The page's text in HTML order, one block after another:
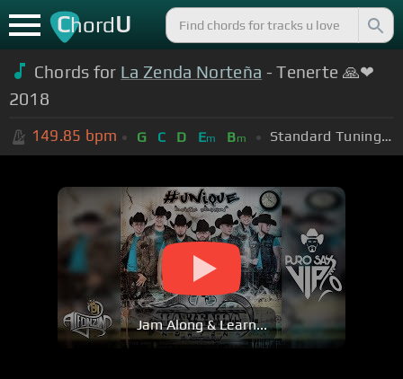
ChordU
Chords for La Zenda Norteña - Tenerte 🙏❤
2018
149.85 bpm G C D Em Bm Standard Tuning (EADGBE)
Jam Along & Learn...